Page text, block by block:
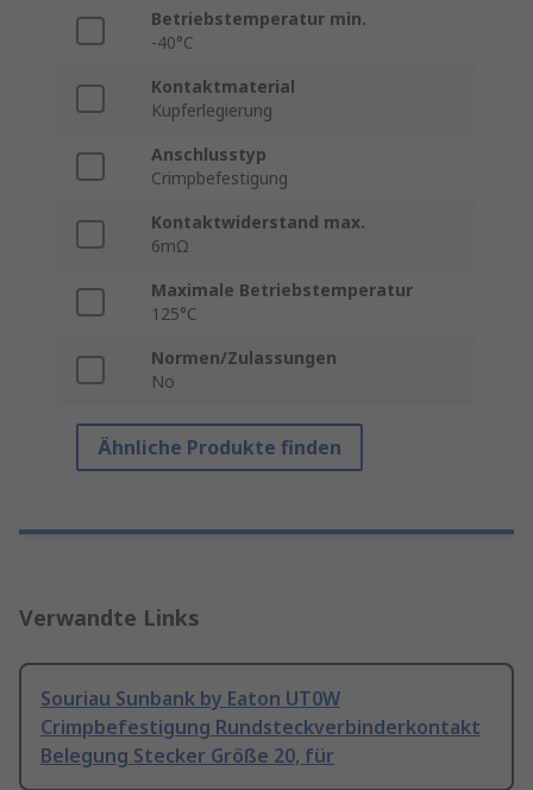
Betriebstemperatur min.
-40°C
Kontaktmaterial
Kupferlegierung
Anschlusstyp
Crimpbefestigung
Kontaktwiderstand max.
6mΩ
Maximale Betriebstemperatur
125°C
Normen/Zulassungen
No
Ähnliche Produkte finden
Verwandte Links
Souriau Sunbank by Eaton UT0W
Crimpbefestigung Rundsteckverbinderkontakt
Belegung Stecker Größe 20, für